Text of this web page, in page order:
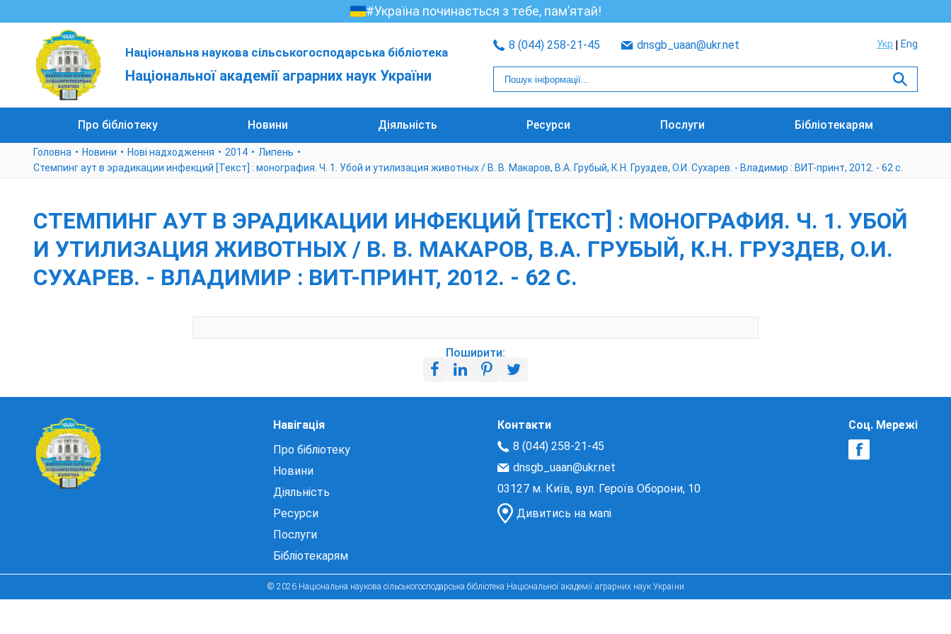
#Україна починається з тебе, пам’ятай!
Національна наукова сільськогосподарська бібліотека
Національної академії аграрних наук України
8 (044) 258-21-45 dnsgb_uaan@ukr.net Укр Eng
Про бібліотеку Новини Діяльність Ресурси Послуги Бібліотекарям
Головна Новини Нові надходження 2014
Липень
Стемпинг аут в эрадикации инфекций [Текст] : монография. Ч. 1. Убой и утилизация животных / В. В. Макаров, В.А. Грубый, К.Н. Груздев, О.И. Сухарев. - Владимир : ВИТ-принт, 2012. - 62 с.
СТЕМПИНГ АУТ В ЭРАДИКАЦИИ ИНФЕКЦИЙ [ТЕКСТ] : МОНОГРАФИЯ. Ч. 1. УБОЙ
И УТИЛИЗАЦИЯ ЖИВОТНЫХ / В. В. МАКАРОВ, В.А. ГРУБЫЙ, К.Н. ГРУЗДЕВ, О.И.
СУХАРЕВ. - ВЛАДИМИР : ВИТ-ПРИНТ, 2012. - 62 С.
Поширити:
Навігація
Про бібліотеку
Новини
Діяльність
Ресурси
Послуги
Бібліотекарям
Контакти
8 (044) 258-21-45
dnsgb_uaan@ukr.net
03127 м. Київ, вул. Героїв Оборони, 10
Дивитись на мапі
Соц. Мережі
© 2026 Національна наукова сільськогосподарська бібліотека Національної академії аграрних наук України